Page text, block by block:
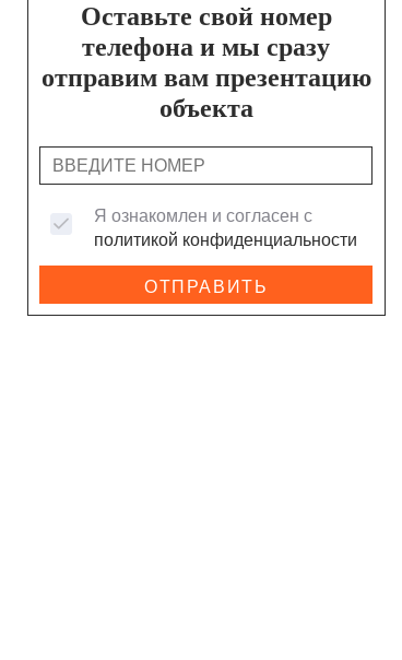
Оставьте свой номер
телефона и мы сразу
отправим вам презентацию
объекта
Я ознакомлен и согласен с
политикой конфиденциальности
ОТПРАВИТЬ